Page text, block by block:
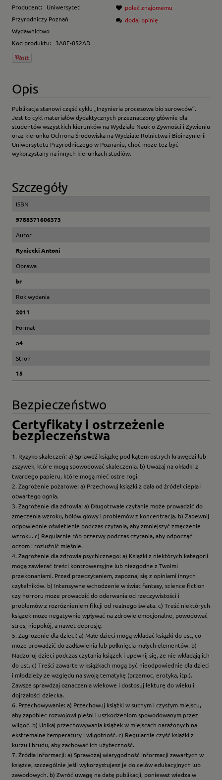
Producent:
Uniwersytet
Przyrodniczy Poznań
Wydawnictwo
Kod produktu:
3A8E-852AD
poleć znajomemu
dodaj opinię
Opis
Publikacja stanowi część cyklu „Inżynieria procesowa bio surowców”.
Jest to cykl materiałów dydaktycznych przeznaczony głównie dla
studentów wszystkich kierunków na Wydziale Nauk o Żywności i Żywieniu
oraz kierunku Ochrona Środowiska na Wydziale Rolnictwa i Bioinżynierii
Uniwersytetu Przyrodniczego w Poznaniu, choć może też być
wykorzystany na innych kierunkach studiów.
Szczegóły
ISBN
9788371606373
Autor
Ryniecki Antoni
Oprawa
br
Rok wydania
2011
Format
a4
Stron
15
Bezpieczeństwo
Certyfikaty i ostrzeżenie
bezpieczeństwa
1. Ryzyko skaleczeń: a) Sprawdź książkę pod kątem ostrych krawędzi lub
zszywek, które mogą spowodować skaleczenia. b) Uważaj na okładki z
twardego papieru, które mogą mieć ostre rogi.
2. Zagrożenie pożarowe: a) Przechowuj książki z dala od źródeł ciepła i
otwartego ognia.
3. Zagrożenie dla zdrowia: a) Długotrwałe czytanie może prowadzić do
zmęczenia wzroku, bólów głowy i problemów z koncentracją. b) Zapewnij
odpowiednie oświetlenie podczas czytania, aby zmniejszyć zmęczenie
wzroku. c) Regularnie rób przerwy podczas czytania, aby odpocząć
oczom i rozluźnić mięśnie.
4. Zagrożenie dla zdrowia psychicznego: a) Książki z niektórych kategorii
mogą zawierać treści kontrowersyjne lub niezgodne z Twoimi
przekonaniami. Przed przeczytaniem, zapoznaj się z opiniami innych
czytelników. b) Intensywne wchodzenie w świat fantasy, science fiction
czy horroru może prowadzić do oderwania od rzeczywistości i
problemów z rozróżnieniem fikcji od realnego świata. c) Treść niektórych
książek może negatywnie wpływać na zdrowie emocjonalne, powodować
stres, niepokój, a nawet depresję.
5. Zagrożenie dla dzieci: a) Małe dzieci mogą wkładać książki do ust, co
może prowadzić do zadławienia lub połknięcia małych elementów. b)
Nadzoruj dzieci podczas czytania książek i upewnij się, że nie wkładają ich
do ust. c) Treści zawarte w książkach mogą być nieodpowiednie dla dzieci
i młodzieży ze względu na swoją tematykę (przemoc, erotyka, itp.).
Zawsze sprawdzaj oznaczenia wiekowe i dostosuj lekturę do wieku i
dojrzałości dziecka.
6. Przechowywanie: a) Przechowuj książki w suchym i czystym miejscu,
aby zapobiec rozwojowi pleśni i uszkodzeniom spowodowanym przez
wilgoć. b) Unikaj przechowywania książek w miejscach narażonych na
ekstremalne temperatury i wilgotność. c) Regularnie czyść książki z
kurzu i brudu, aby zachować ich użyteczność.
7. Źródła informacji: a) Sprawdzaj wiarygodność informacji zawartych w
książce, szczególnie jeśli wykorzystujesz je do celów edukacyjnych lub
zawodowych. b) Zwróć uwagę na datę publikacji, ponieważ wiedza w